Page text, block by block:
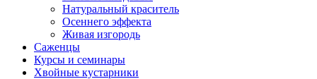
Натуральный краситель
Осеннего эффекта
Живая изгородь
Саженцы
Курсы и семинары
Хвойные кустарники